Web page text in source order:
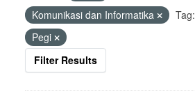
Komunikasi dan Informatika
Tag:
Pegi
Filter Results